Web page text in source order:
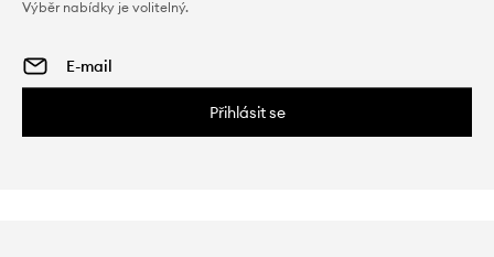
Výběr nabídky je volitelný.
Přihlásit se